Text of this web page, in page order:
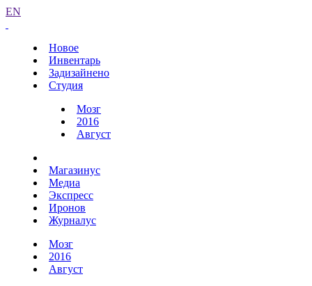
EN
Новое
Инвентарь
Задизайнено
Студия
Мозг
2016
Август
Магазинус
Медиа
Экспресс
Иронов
Журналус
Мозг
2016
Август